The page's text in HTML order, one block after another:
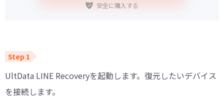
安全に購入する
UltData LINE Recoveryを起動します。復元したいデバイス
を接続します。